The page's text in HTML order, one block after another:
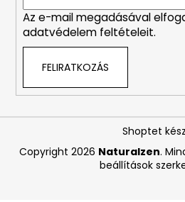
A
á
Az e-mail megadásával
adatvédelem feltételeit.
FELIRATKOZÁS
Shoptet
Copyright 2026 Naturalzen.
beállítások